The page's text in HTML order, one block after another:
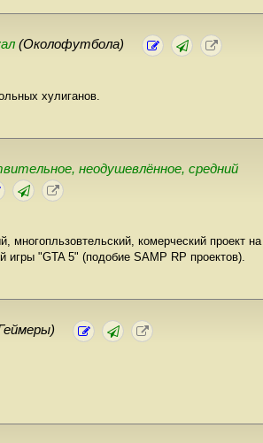
(Околофутбола)
хулиганов.
неодушевлённое, cредний
многопльзовтельский, комерческий проект на
игры "GTA 5" (подобие SAMP RP проектов).